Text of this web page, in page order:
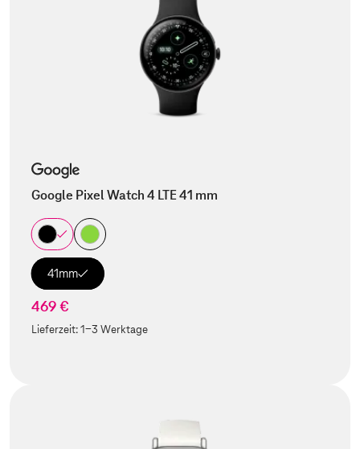
Google Pixel Watch 4 LTE 41 mm
41mm
469 €
Lieferzeit:1-3 Werktage